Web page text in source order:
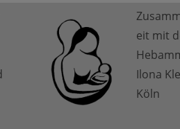
eit mit
Ilona
Köln